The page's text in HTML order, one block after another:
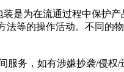
是为在流通过程中保护
等的操作活动。不同的
务，如有涉嫌抄袭/侵权/